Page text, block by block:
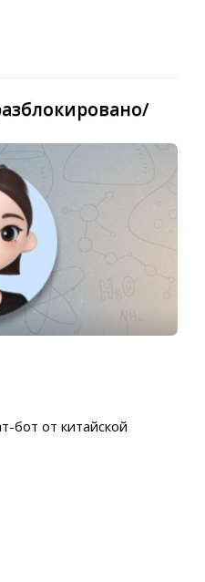
бот от китайской